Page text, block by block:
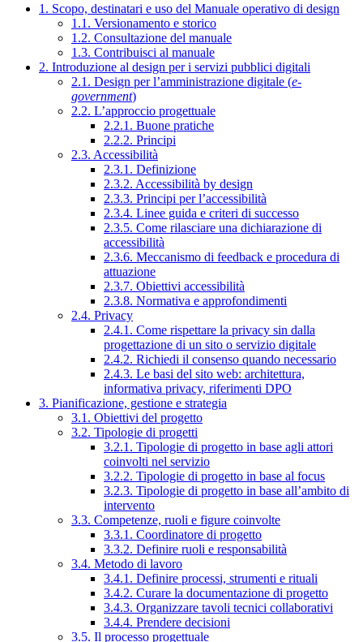
1. Scopo, destinatari e uso del Manuale operativo di design
1.1. Versionamento e storico
1.2. Consultazione del manuale
1.3. Contribuisci al manuale
2. Introduzione al design per i servizi pubblici digitali
2.1. Design per l’amministrazione digitale (e-
government)
2.2. L’approccio progettuale
2.2.1. Buone pratiche
2.2.2. Principi
2.3. Accessibilità
2.3.1. Definizione
2.3.2. Accessibilità by design
2.3.3. Principi per l’accessibilità
2.3.4. Linee guida e criteri di successo
2.3.5. Come rilasciare una dichiarazione di
accessibilità
2.3.6. Meccanismo di feedback e procedura di
attuazione
2.3.7. Obiettivi accessibilità
2.3.8. Normativa e approfondimenti
2.4. Privacy
2.4.1. Come rispettare la privacy sin dalla
progettazione di un sito o servizio digitale
2.4.2. Richiedi il consenso quando necessario
2.4.3. Le basi del sito web: architettura,
informativa privacy, riferimenti DPO
3. Pianificazione, gestione e strategia
3.1. Obiettivi del progetto
3.2. Tipologie di progetti
3.2.1. Tipologie di progetto in base agli attori
coinvolti nel servizio
3.2.2. Tipologie di progetto in base al focus
3.2.3. Tipologie di progetto in base all’ambito di
intervento
3.3. Competenze, ruoli e figure coinvolte
3.3.1. Coordinatore di progetto
3.3.2. Definire ruoli e responsabilità
3.4. Metodo di lavoro
3.4.1. Definire processi, strumenti e rituali
3.4.2. Curare la documentazione di progetto
3.4.3. Organizzare tavoli tecnici collaborativi
3.4.4. Prendere decisioni
3.5. Il processo progettuale